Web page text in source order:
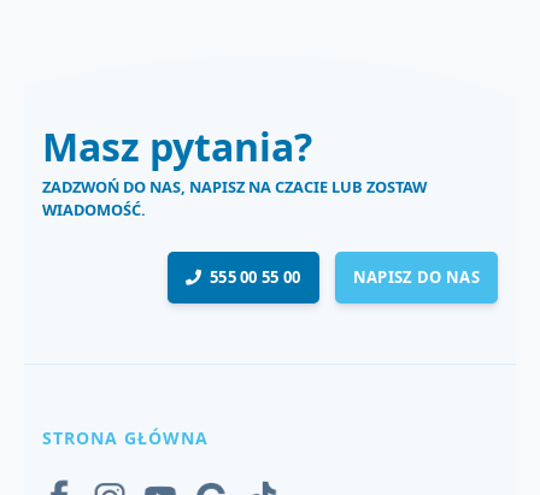
Masz pytania?
ZADZWOŃ DO NAS, NAPISZ NA CZACIE LUB ZOSTAW
WIADOMOŚĆ.
555 00 55 00 NAPISZ DO NAS
STRONA GŁÓWNA